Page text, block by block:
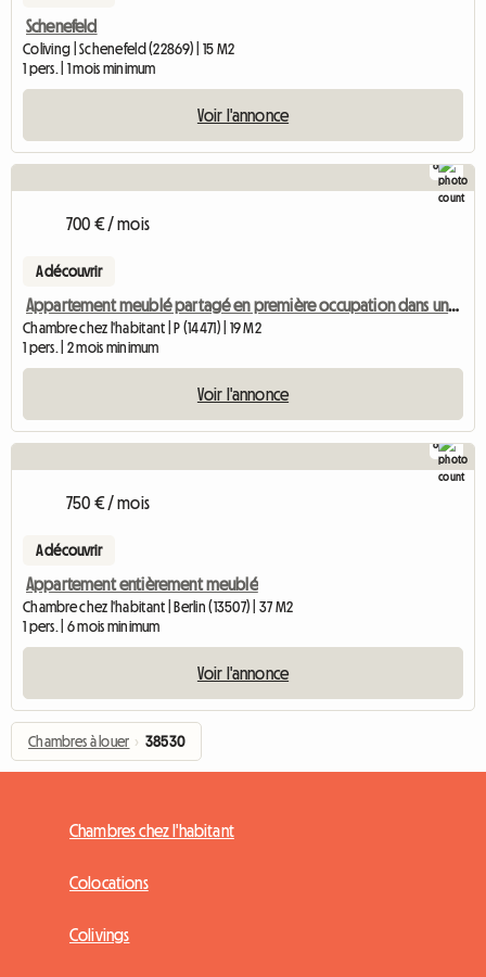
Schenefeld
Coliving | Schenefeld (22869) | 15 M2
1 pers. | 1 mois minimum
Voir l'annonce
8
700 € / mois
A découvrir
Appartement meublé partagé en première occupation dans une villa de ville avec jardin près de l'université et de S
Chambre chez l'habitant | P (14471) | 19 M2
1 pers. | 2 mois minimum
Voir l'annonce
8
750 € / mois
A découvrir
Appartement entièrement meublé
Chambre chez l'habitant | Berlin (13507) | 37 M2
1 pers. | 6 mois minimum
Voir l'annonce
Chambres à louer › 38530
Chambres chez l'habitant
Colocations
Colivings